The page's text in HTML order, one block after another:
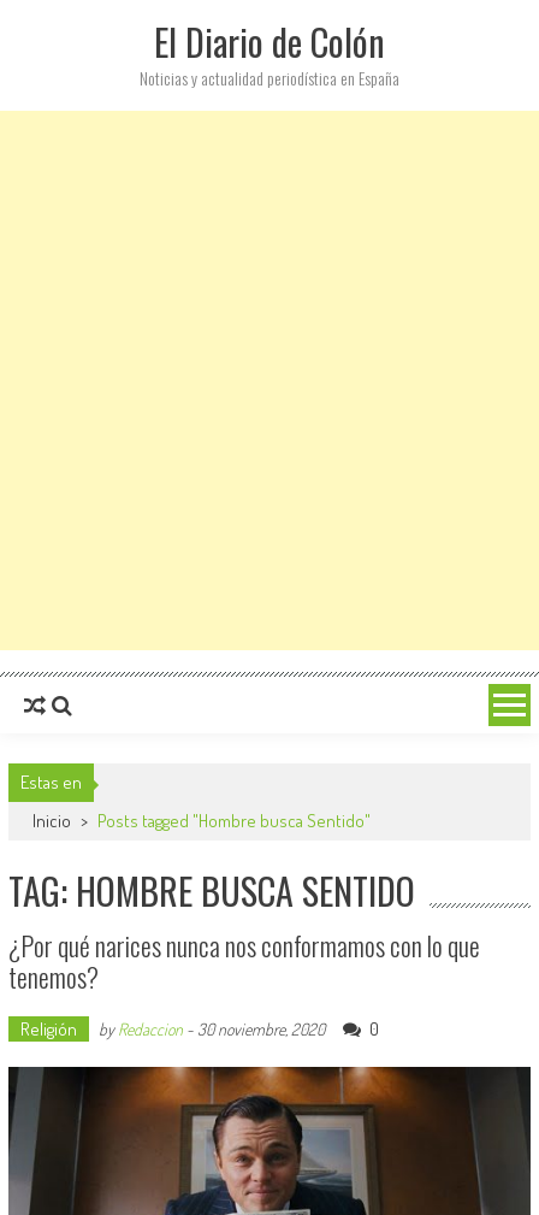
El Diario de Colón
Noticias y actualidad periodística en España
Estas en
Inicio > Posts tagged "Hombre busca Sentido"
TAG: HOMBRE BUSCA SENTIDO
¿Por qué narices nunca nos conformamos con lo que
tenemos?
Religión byRedaccion- 30 noviembre, 2020 0